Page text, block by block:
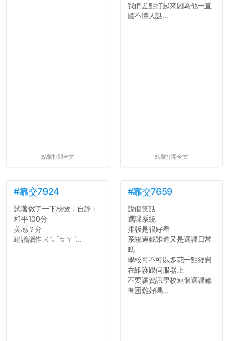
點擊打開全文
我們差點打起來因為他一直
聽不懂人話...
點擊打開全文
#靠交7924
試著做了一下校徽，自評：
和平100分
美感？分
建議讀作ㄨㄟˇㄉㄚˋ...
#靠交7659
說個笑話
選課系統
排版是很好看
系統過載難道又是選課日常
嗎
學校可不可以多花一點經費
在維護跟伺服器上
不要讓資訊學校連個選課都
有困難好嗎...